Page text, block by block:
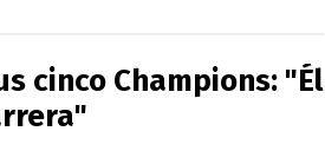
cinco Champions: "Él